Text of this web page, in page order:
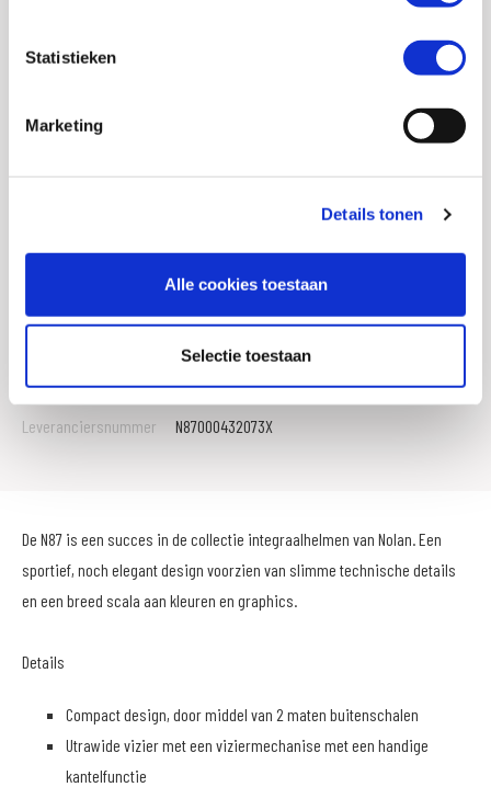
Statistieken
Marketing
Details tonen
Alle cookies toestaan
Selectie toestaan
Uitneembare
Ventilatiesysteem
Aantal buitenschalen
2
EAN
8030635202182
Offline Sales
Nee
Leveranciersnummer
N87000432073X
De N87 is een succes in de collectie integraalhelmen van Nolan. Een
sportief, noch elegant design voorzien van slimme technische details
en een breed scala aan kleuren en graphics.
Details
Compact design, door middel van 2 maten buitenschalen
Utrawide vizier met een viziermechanise met een handige
kantelfunctie